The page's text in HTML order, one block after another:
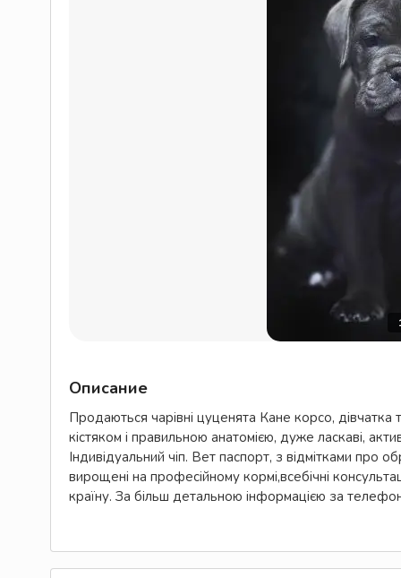
Описание
Продаються чарівні цуценята Кане корсо,
кістяком і правильною анатомією, дуже ласкаві,
Індивідуальний чіп. Вет паспорт, з відмітками про
вирощені на професійному кормі,всебічні
країну. За більш детальною інформацією за